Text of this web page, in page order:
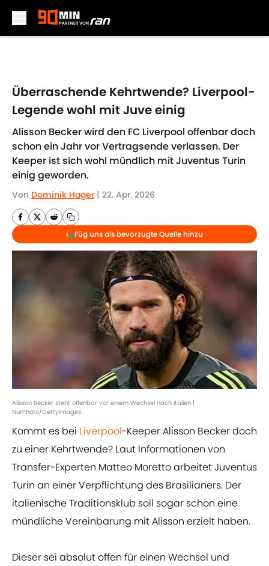
Überraschende Kehrtwende? Liverpool-
Legende wohl mit Juve einig
Alisson Becker wird den FC Liverpool offenbar doch
schon ein Jahr vor Vertragsende verlassen. Der
Keeper ist sich wohl mündlich mit Juventus Turin
einig geworden.
Von Dominik Hager | 22. Apr. 2026
Füg uns als bevorzugte Quelle hinzu
Alisson Becker steht offenbar vor einem Wechsel nach Italien |
NurPhoto/GettyImages
Kommt es bei Liverpool-Keeper Alisson Becker doch
zu einer Kehrtwende? Laut Informationen von
Transfer-Experten Matteo Moretto arbeitet Juventus
Turin an einer Verpflichtung des Brasilianers. Der
italienische Traditionsklub soll sogar schon eine
mündliche Vereinbarung mit Alisson erzielt haben.
Dieser sei absolut offen für einen Wechsel und